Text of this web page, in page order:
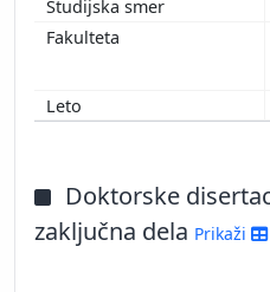
Doktorske
zaključna dela Prikaži